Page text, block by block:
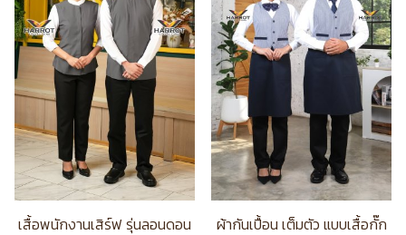
เสื้อพนักงานเสิร์ฟ รุ่นลอนดอน ผ้ากันเปื้อน เต็มตัว แบบเสื้อกั๊ก